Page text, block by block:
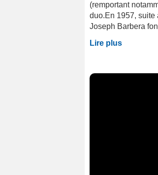
(remportant
duo.En 1957, suite
Joseph Barbera
Lire plus